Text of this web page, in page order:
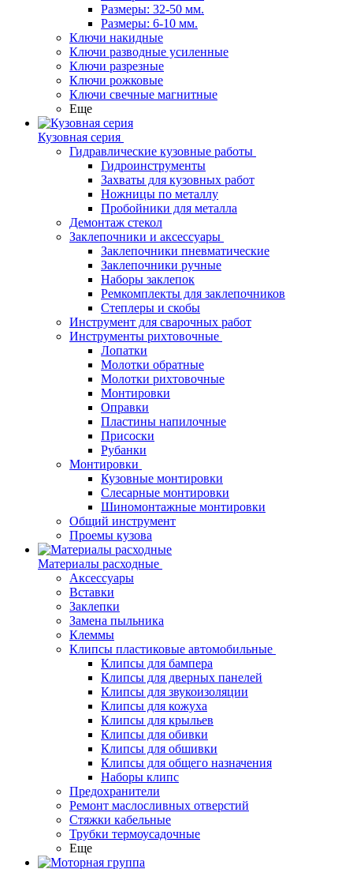
Размеры: 32-50 мм.
Размеры: 6-10 мм.
Ключи накидные
Ключи разводные усиленные
Ключи разрезные
Ключи рожковые
Ключи свечные магнитные
Еще
Кузовная серия
Гидравлические кузовные работы
Гидроинструменты
Захваты для кузовных работ
Ножницы по металлу
Пробойники для металла
Демонтаж стекол
Заклепочники и аксессуары
Заклепочники пневматические
Заклепочники ручные
Наборы заклепок
Ремкомплекты для заклепочников
Степлеры и скобы
Инструмент для сварочных работ
Инструменты рихтовочные
Лопатки
Молотки обратные
Молотки рихтовочные
Монтировки
Оправки
Пластины напилочные
Присоски
Рубанки
Монтировки
Кузовные монтировки
Слесарные монтировки
Шиномонтажные монтировки
Общий инструмент
Проемы кузова
Материалы расходные
Аксессуары
Вставки
Заклепки
Замена пыльника
Клеммы
Клипсы пластиковые автомобильные
Клипсы для бампера
Клипсы для дверных панелей
Клипсы для звукоизоляции
Клипсы для кожуха
Клипсы для крыльев
Клипсы для обивки
Клипсы для обшивки
Клипсы для общего назначения
Наборы клипс
Предохранители
Ремонт маслосливных отверстий
Стяжки кабельные
Трубки термоусадочные
Еще